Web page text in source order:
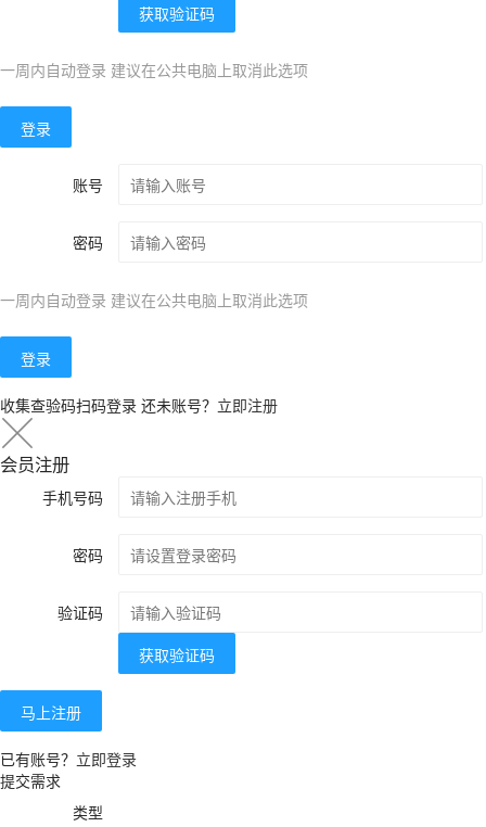
获取验证码
一周内自动登录 建议在公共电脑上取消此选项
登录
账号
密码
一周内自动登录 建议在公共电脑上取消此选项
登录
收集查验码扫码登录 还未账号？ 立即注册
会员注册
手机号码
密码
验证码
获取验证码
马上注册
已有账号？ 立即登录
提交需求
类型